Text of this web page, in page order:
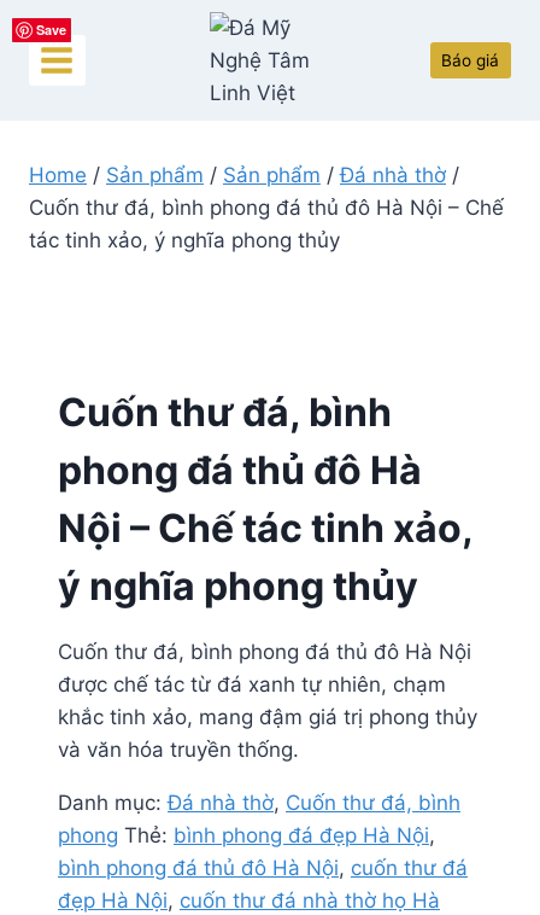
Skip
to
content
Báo giá
Home / Sản phẩm / Sản phẩm / Đá nhà thờ /
Cuốn thư đá, bình phong đá thủ đô Hà Nội – Chế
tác tinh xảo, ý nghĩa phong thủy
Save
Cuốn thư đá, bình
phong đá thủ đô Hà
Nội – Chế tác tinh xảo,
ý nghĩa phong thủy
Cuốn thư đá, bình phong đá thủ đô Hà Nội
được chế tác từ đá xanh tự nhiên, chạm
khắc tinh xảo, mang đậm giá trị phong thủy
và văn hóa truyền thống.
Danh mục:Đá nhà thờ, Cuốn thư đá, bình
phong Thẻ: bình phong đá đẹp Hà Nội,
bình phong đá thủ đô Hà Nội, cuốn thư đá
đẹp Hà Nội, cuốn thư đá nhà thờ họ Hà
Save
Save
Save
Save